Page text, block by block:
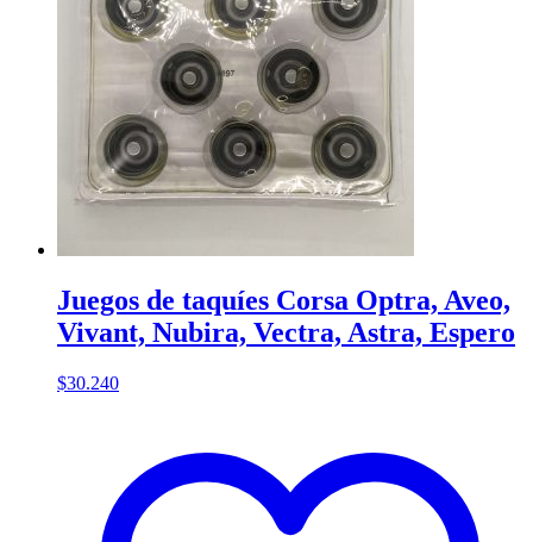
Juegos de taquíes Corsa Optra, Aveo,
Vivant, Nubira, Vectra, Astra, Espero
$30.240